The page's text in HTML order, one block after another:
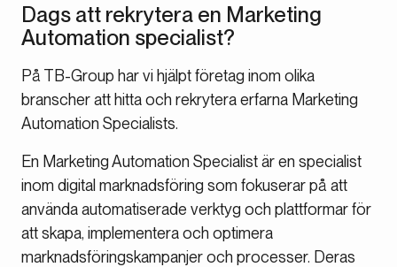
Dags att rekrytera en Marketing
Automation specialist?
På TB-Group har vi hjälpt företag inom olika
branscher att hitta och rekrytera erfarna Marketing
Automation Specialists.
En Marketing Automation Specialist är en specialist
inom digital marknadsföring som fokuserar på att
använda automatiserade verktyg och plattformar för
att skapa, implementera och optimera
marknadsföringskampanjer och processer. Deras